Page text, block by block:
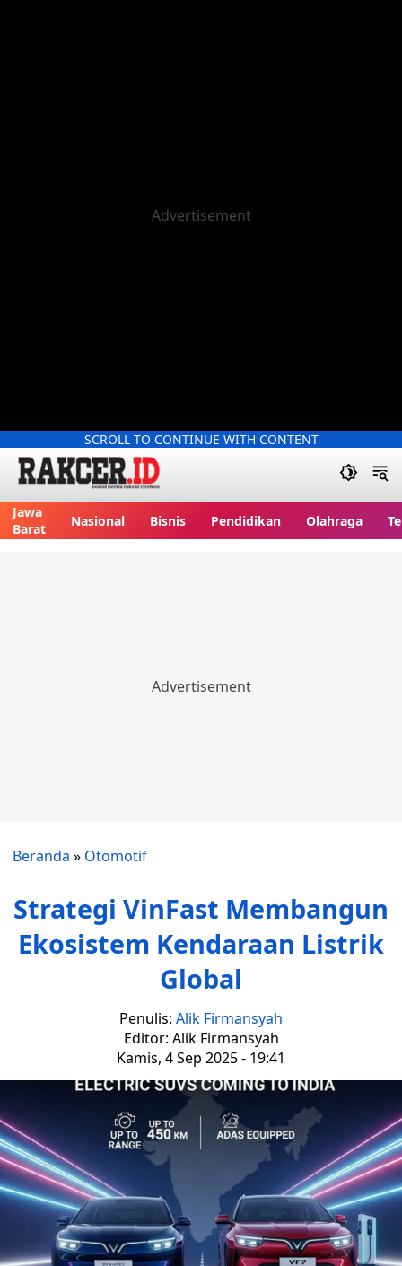
SCROLL TO CONTINUE WITH CONTENT
Jawa
Barat
Nasional Bisnis Pendidikan Olahraga
Beranda » Otomotif
Strategi VinFast Membangun
Ekosistem Kendaraan Listrik
Global
Penulis: Alik Firmansyah
Editor: Alik Firmansyah
Kamis, 4 Sep 2025 - 19:41